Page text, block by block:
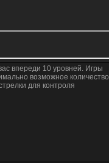
впереди 10 уровней. Игры
возможное количество
для контроля